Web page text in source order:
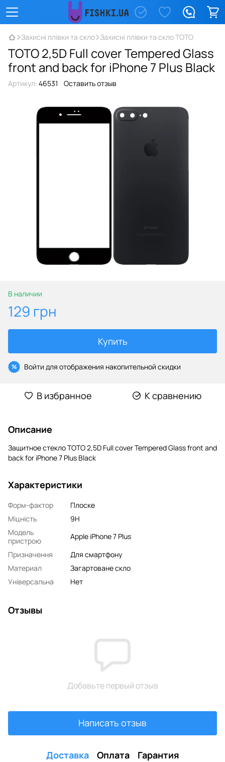
Захисні плівки та скло Захисні плівки та скло TOTO
TOTO 2,5D Full cover Tempered Glass
front and back for iPhone 7 Plus Black
Артикул: 46531 Оставить отзыв
В наличии
129 грн
Купить
% Войти для отображения накопительной скидки
В избранное К сравнению
Описание
Защитное стекло TOTO 2,5D Full cover Tempered Glass front and
back for iPhone 7 Plus Black
Характеристики
Форм-фактор
Плоске
Міцність
9H
Модель
пристрою
Apple iPhone 7 Plus
Призначення
Для смартфону
Материал
Загартоване скло
Універсальна
Нет
Отзывы
Добавьте первый отзыв
Написать отзыв
Доставка Оплата Гарантия